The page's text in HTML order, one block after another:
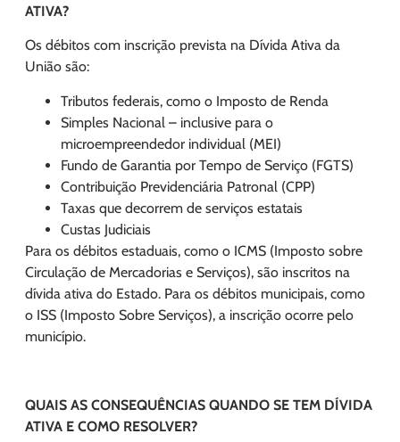
ATIVA?
Os débitos com inscrição prevista na Dívida Ativa da
União são:
Tributos federais, como o Imposto de Renda
Simples Nacional – inclusive para o
microempreendedor individual (MEI)
Fundo de Garantia por Tempo de Serviço (FGTS)
Contribuição Previdenciária Patronal (CPP)
Taxas que decorrem de serviços estatais
Custas Judiciais
Para os débitos estaduais, como o ICMS (Imposto sobre
Circulação de Mercadorias e Serviços), são inscritos na
dívida ativa do Estado. Para os débitos municipais, como
o ISS (Imposto Sobre Serviços), a inscrição ocorre pelo
município.
QUAIS AS CONSEQUÊNCIAS QUANDO SE TEM DÍVIDA
ATIVA E COMO RESOLVER?